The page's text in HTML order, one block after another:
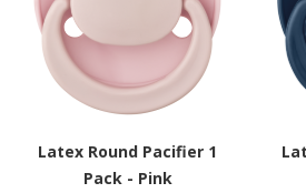
Latex Round Pacifier 1
Pack - Pink